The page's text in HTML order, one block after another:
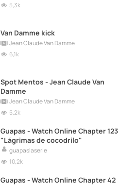
5,3k
Van Damme kick
Jean Claude Van Damme
6,1k
Spot Mentos - Jean Claude Van
Damme
Jean Claude Van Damme
5,2k
Guapas - Watch Online Chapter 123
"Lágrimas de cocodrilo"
guapaslaserie
10,2k
Guapas - Watch Online Chapter 42